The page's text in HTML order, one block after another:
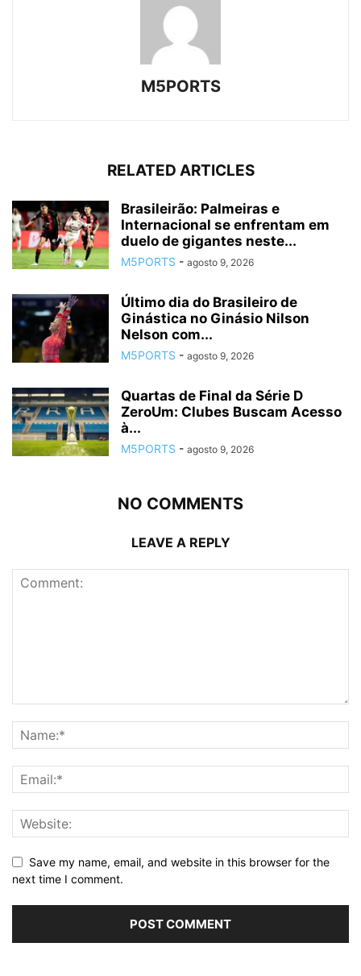
M5PORTS
RELATED ARTICLES
Brasileirão: Palmeiras e
Internacional se enfrentam em
duelo de gigantes neste...
M5PORTS - agosto 9, 2026
Último dia do Brasileiro de
Ginástica no Ginásio Nilson
Nelson com...
M5PORTS - agosto 9, 2026
Quartas de Final da Série D
ZeroUm: Clubes Buscam Acesso
à...
M5PORTS - agosto 9, 2026
NO COMMENTS
LEAVE A REPLY
Save my name, email, and website in this browser for the
next time I comment.